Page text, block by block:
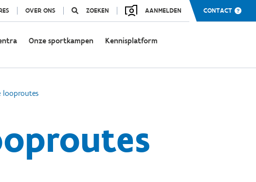
OVER ONS ZOEKEN AANMELDEN CONTACT
Onze sportkampen Kennisplatform
looproutes